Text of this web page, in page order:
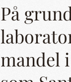
På
mandel